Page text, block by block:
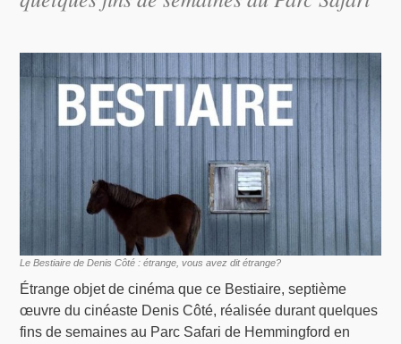
Le Bestiaire de Denis Côté : étrange, vous avez dit étrange?
Étrange objet de cinéma que ce Bestiaire, septième
œuvre du cinéaste Denis Côté, réalisée durant quelques
fins de semaines au Parc Safari de Hemmingford en